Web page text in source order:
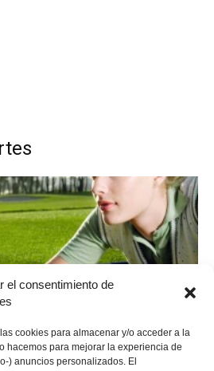
el consentimiento de
cookies para almacenar y/o acceder a la
hacemos para mejorar la experiencia de
) anuncios personalizados. El
de golf